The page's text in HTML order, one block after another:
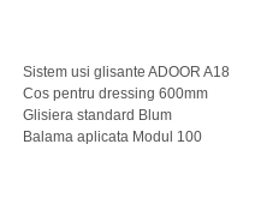
Sistem usi glisante ADOOR A18
Cos pentru dressing 600mm
Glisiera standard Blum
Balama aplicata Modul 100